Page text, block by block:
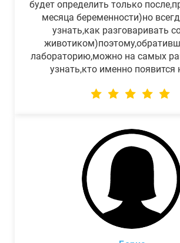
будет определить только
месяца беременности)но
узнать,как разговаривать
лабораторию,можно на самых
узнать,кто именно появится